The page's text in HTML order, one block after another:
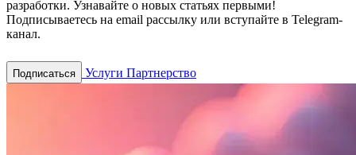
разработки. Узнавайте о новых статьях первыми!
Подписываетесь на email рассылку или вступайте в Telegram-
канал.
Подписаться Услуги Партнерство